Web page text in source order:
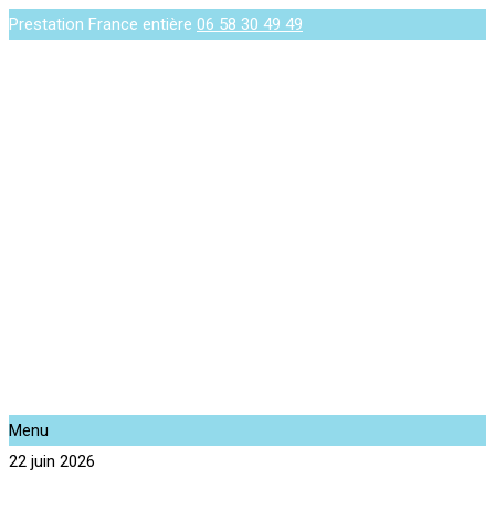
Prestation France entière 06 58 30 49 49
Menu
22 juin 2026